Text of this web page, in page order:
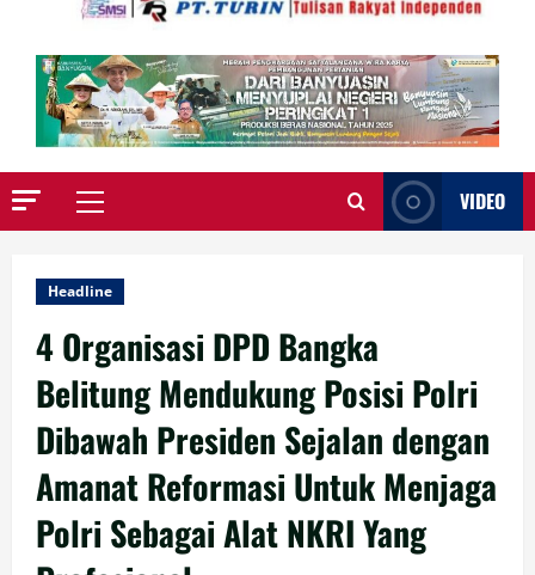
Primary
VIDEO
Headline
4 Organisasi DPD Bangka
Belitung Mendukung Posisi Polri
Dibawah Presiden Sejalan dengan
Amanat Reformasi Untuk Menjaga
Polri Sebagai Alat NKRI Yang